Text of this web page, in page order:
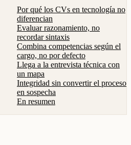
Por qué los CVs en tecnología no
diferencian
Evaluar razonamiento, no
recordar sintaxis
Combina competencias según el
cargo, no por defecto
Llega a la entrevista técnica con
un mapa
Integridad sin convertir el proceso
en sospecha
En resumen